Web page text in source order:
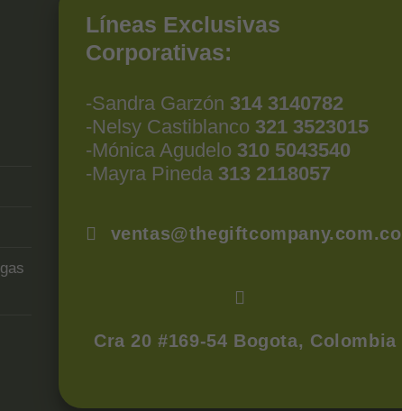
Líneas Exclusivas
Corporativas:
-Sandra Garzón 314 3140782
-Nelsy Castiblanco 321 3523015
-Mónica Agudelo 310 5043540
-Mayra Pineda 313 2118057
ventas@thegiftcompany.com.co
Cra 20 #169-54 Bogota, Colombia